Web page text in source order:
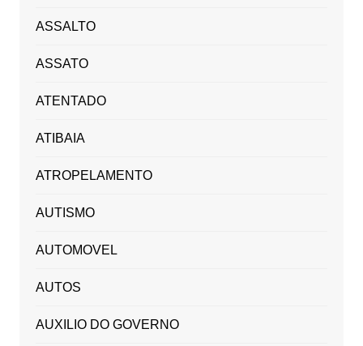
ASSALTO
ASSATO
ATENTADO
ATIBAIA
ATROPELAMENTO
AUTISMO
AUTOMOVEL
AUTOS
AUXILIO DO GOVERNO